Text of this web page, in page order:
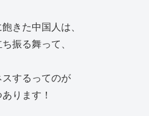
きた中国人は、
振る舞って、
するってのが
ります！